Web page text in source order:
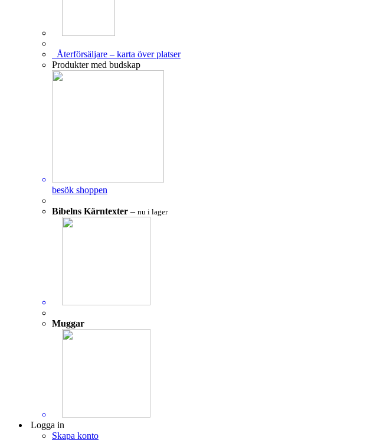
Återförsäljare – karta över platser
Produkter med budskap
besök shoppen
Bibelns Kärntexter – nu i lager
Muggar
Logga in
Skapa konto